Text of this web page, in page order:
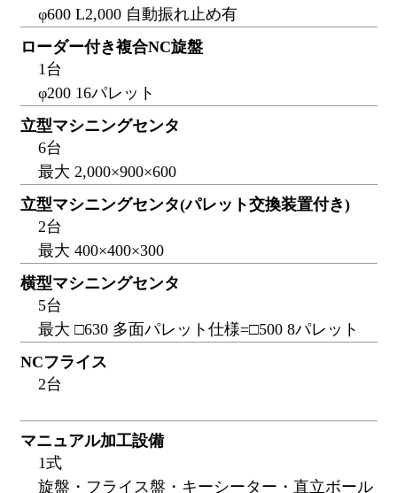
φ600 L2,000 自動振れ止め有
ローダー付き複合NC旋盤
1台
φ200 16パレット
立型マシニングセンタ
6台
最大 2,000×900×600
立型マシニングセンタ(パレット交換装置付き)
2台
最大 400×400×300
横型マシニングセンタ
5台
最大 □630 多面パレット仕様=□500 8パレット
NCフライス
2台
マニュアル加工設備
1式
旋盤・フライス盤・キーシーター・直立ボール